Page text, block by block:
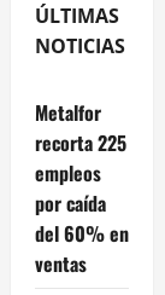
ÚLTIMAS
NOTICIAS
Metalfor
recorta 225
empleos
por caída
del 60% en
ventas